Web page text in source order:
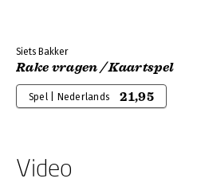
Siets Bakker
Rake vragen / Kaartspel
Spel | Nederlands 21,95
Video